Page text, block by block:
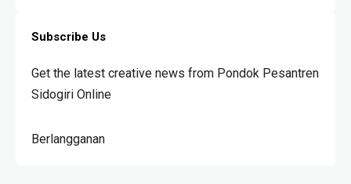
Subscribe Us
Get the latest creative news from Pondok Pesantren
Sidogiri Online
Berlangganan